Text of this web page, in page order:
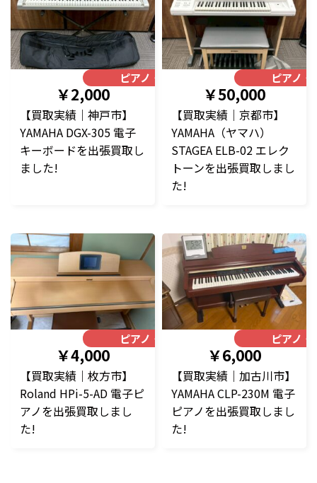
ピアノ・楽器
￥2,000
【買取実績｜神戸市】
YAMAHA DGX-305 電子
キーボードを出張買取し
ました!
ピアノ・
￥50,000
【買取実績｜京都市】
YAMAHA（ヤマハ）
STAGEA ELB-02 エレク
トーンを出張買取しまし
た!
ピアノ・楽器
￥4,000
【買取実績｜枚方市】
Roland HPi-5-AD 電子ピ
アノを出張買取しまし
た!
ピアノ・
￥6,000
【買取実績｜加古川市】
YAMAHA CLP-230M 電子
ピアノを出張買取しまし
た!